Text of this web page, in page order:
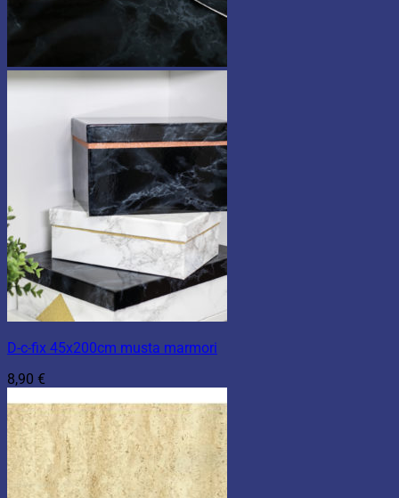
D-c-fix 45x200cm musta marmori
8,90 €